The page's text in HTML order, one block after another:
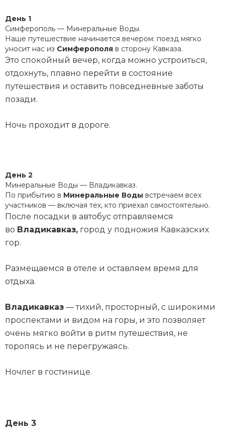
День 1
Симферополь — Минеральные Воды.
Наше путешествие начинается вечером: поезд мягко
уносит нас из Симферополя в сторону Кавказа.
Это спокойный вечер, когда можно устроиться,
отдохнуть, плавно перейти в состояние
путешествия и оставить повседневные заботы
позади.
Ночь проходит в дороге.
День 2
Минеральные Воды — Владикавказ.
По прибытию в Минеральные Воды встречаем всех
участников — включая тех, кто приехал самостоятельно.
После посадки в автобус отправляемся
во Владикавказ, город у подножия Кавказских
гор.
Размещаемся в отеле и оставляем время для
отдыха.
Владикавказ — тихий, просторный, с широкими
проспектами и видом на горы, и это позволяет
очень мягко войти в ритм путешествия, не
торопясь и не перегружаясь.
Ночлег в гостинице.
День 3